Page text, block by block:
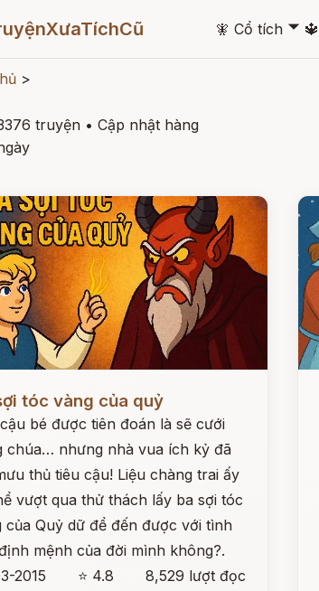
🧚 Cổ tích 🞃 🔱
>
truyện • Cập nhật hàng
tóc vàng của quỷ
bé được tiên đoán là sẽ cưới
chúa… nhưng nhà vua ích kỷ đã
thủ tiêu cậu! Liệu chàng trai ấy
vượt qua thử thách lấy ba sợi tóc
của Quỷ dữ để đến được với tình
mệnh của đời mình không?.
2015
⭐ 4.8
8,529 lượt đọc